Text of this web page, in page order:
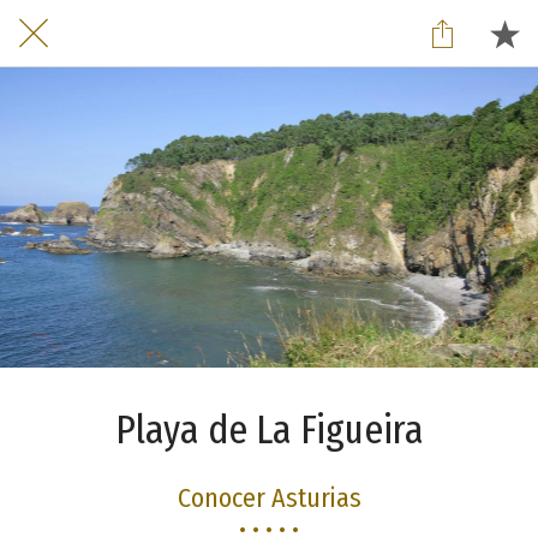
Playa de La Figueira
Conocer Asturias
• • • • •